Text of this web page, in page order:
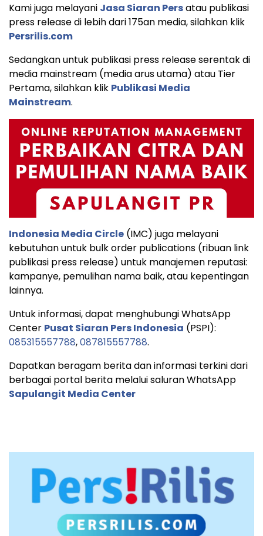
Kami juga melayani Jasa Siaran Persatau publikasi
press release di lebih dari 175an media, silahkan klik
Persrilis.com
Sedangkan untuk publikasi press release serentak di
media mainstream (media arus utama) atau Tier
Pertama, silahkan klik Publikasi Media
Mainstream.
Indonesia Media Circle (IMC) juga melayani
kebutuhan untuk bulk order publications (ribuan link
publikasi press release) untuk manajemen reputasi:
kampanye, pemulihan nama baik, atau kepentingan
lainnya.
Untuk informasi, dapat menghubungi WhatsApp
Center Pusat Siaran Pers Indonesia (PSPI):
085315557788,087815557788.
Dapatkan beragam berita dan informasi terkini dari
berbagai portal berita melalui saluran WhatsApp
Sapulangit Media Center